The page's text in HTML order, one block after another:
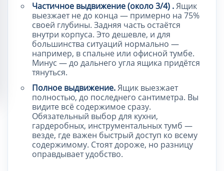
Частичное выдвижение (около 3/4) .Ящик
выезжает не до конца — примерно на 75%
своей глубины. Задняя часть остаётся
внутри корпуса. Это дешевле, и для
большинства ситуаций нормально —
например, в спальне или офисной тумбе.
Минус — до дальнего угла ящика придётся
тянуться.
Полное выдвижение.Ящик выезжает
полностью, до последнего сантиметра. Вы
видите всё содержимое сразу.
Обязательный выбор для кухни,
гардеробных, инструментальных тумб —
везде, где важен быстрый доступ ко всему
содержимому. Стоят дороже, но разницу
оправдывает удобство.